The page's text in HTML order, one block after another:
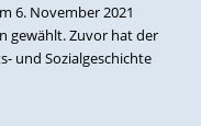
6. November 2021
gewählt. Zuvor hat der
und Sozialgeschichte